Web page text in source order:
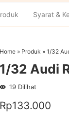
Syarat &
Home» Produk » 1/32
1/32 Audi
19Dilihat
Rp133.000